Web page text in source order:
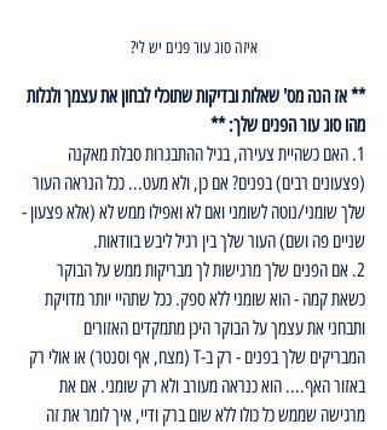
איזה סוג עור פנים יש לי?
** אז הנה מס' שאלות ובדיקות שתוכלי לבחון את עצמך ולגלות
מהו סוג עור הפנים שלך: **
1. האם כשהיית צעירה, בגיל ההתבגרות סבלת מאקנה
(פצעונים רבים) בפנים? אם כן, ולא מעט... ככל הנראה העור
שלך שומני/נוטה לשומני ואם לא ואפילו ממש לא (אלא פצעון -
שניים פה ושם) העור שלך בין רגיל ליבש בוודאות.
2. אם הפנים שלך מרגישות לך מבריקות ממש על הבוקר
כשאת קמה - הוא שומני ללא ספק. ככל שתהיי יותר מדויקת
ותבחני את עצמך על הבוקר היכן מתמקדים האזורים
המבריקים שלך בפנים - רק ב-T (מצח, אף וסנטר) או אולי רק
באזור האף.... הוא כנראה מעורב ולא רק שומני. אם את
מרגישה שממש כל כולו ללא שום ברק ודיי, איך לומר את זה